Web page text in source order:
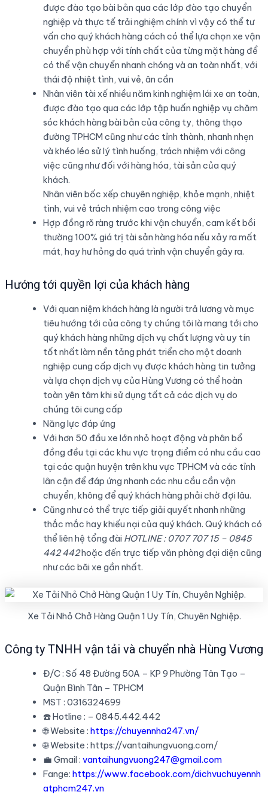
được đào tạo bài bản qua các lớp đào tạo chuyển
nghiệp và thực tế trải nghiệm chính vì vậy có thể tư
vấn cho quý khách hàng cách có thể lựa chọn xe vận
chuyển phù hợp với tính chất của từng mặt hàng để
có thể vận chuyển nhanh chóng và an toàn nhất, với
thái độ nhiệt tình, vui vẻ, ân cần
Nhân viên tài xế nhiều năm kinh nghiệm lái xe an toàn,
được đào tạo qua các lớp tập huấn nghiệp vụ chăm
sóc khách hàng bài bản của công ty, thông thạo
đường TPHCM cũng như các tỉnh thành, nhanh nhẹn
và khéo léo sử lý tình huống, trách nhiệm với công
việc cũng như đối với hàng hóa, tài sản của quý
khách.
Nhân viên bốc xếp chuyên nghiệp, khỏe mạnh, nhiệt
tình, vui vẻ trách nhiệm cao trong công việc
Hợp đồng rõ ràng trước khi vận chuyển, cam kết bồi
thường 100% giá trị tài sản hàng hóa nếu xảy ra mất
mát, hay hư hỏng do quá trình vận chuyển gây ra.
Hướng tới quyền lợi của khách hàng
Với quan niệm khách hàng là người trả lương và mục
tiêu hướng tới của công ty chúng tôi là mang tới cho
quý khách hàng những dịch vụ chất lượng và uy tín
tốt nhất làm nền tảng phát triển cho một doanh
nghiệp cung cấp dịch vụ được khách hàng tin tưởng
và lựa chọn dịch vụ của Hùng Vương có thể hoàn
toàn yên tâm khi sử dụng tất cả các dịch vụ do
chúng tôi cung cấp
Năng lực đáp ứng
Với hơn 50 đầu xe lớn nhỏ hoạt động và phân bổ
đồng đều tại các khu vực trọng điểm có nhu cầu cao
tại các quận huyện trên khu vực TPHCM và các tỉnh
lân cận để đáp ứng nhanh các nhu cầu cần vận
chuyển, không để quý khách hàng phải chờ đợi lâu.
Cũng như có thể trực tiếp giải quyết nhanh những
thắc mắc hay khiếu nại của quý khách. Quý khách có
thể liên hệ tổng đài HOTLINE : 0707 707 15 – 0845
442 442hoặc đến trực tiếp văn phòng đại diện cũng
như các bãi xe gần nhất.
Xe Tải Nhỏ Chở Hàng Quận 1 Uy Tín, Chuyên Nghiệp.
Công ty TNHH vận tải và chuyển nhà Hùng Vương
Đ/C : Số 48 Đường 50A – KP 9 Phường Tân Tạo –
Quận Bình Tân – TPHCM
MST : 0316324699
☎️ Hotline : – 0845.442.442
🌐 Website : https://chuyennha247.vn/
🌐 Website : https://vantaihungvuong.com/
💼 Gmail : vantaihungvuong247@gmail.com
Fange: https://www.facebook.com/dichvuchuyennh
atphcm247.vn